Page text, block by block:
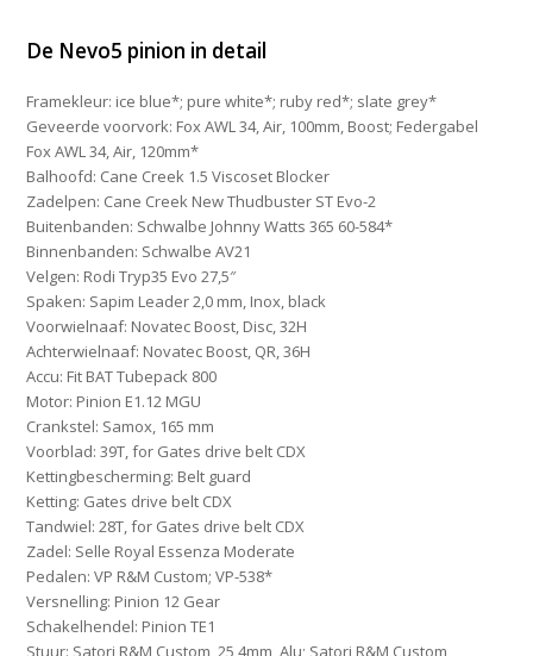
De Nevo5 pinion in detail
Framekleur: ice blue*; pure white*; ruby red*; slate grey*
Geveerde voorvork: Fox AWL 34, Air, 100mm, Boost; Federgabel
Fox AWL 34, Air, 120mm*
Balhoofd: Cane Creek 1.5 Viscoset Blocker
Zadelpen: Cane Creek New Thudbuster ST Evo-2
Buitenbanden: Schwalbe Johnny Watts 365 60-584*
Binnenbanden: Schwalbe AV21
Velgen: Rodi Tryp35 Evo 27,5″
Spaken: Sapim Leader 2,0 mm, Inox, black
Voorwielnaaf: Novatec Boost, Disc, 32H
Achterwielnaaf: Novatec Boost, QR, 36H
Accu: Fit BAT Tubepack 800
Motor: Pinion E1.12 MGU
Crankstel: Samox, 165 mm
Voorblad:39T, for Gates drive belt CDX
Kettingbescherming: Belt guard
Ketting: Gates drive belt CDX
Tandwiel:28T, for Gates drive belt CDX
Zadel: Selle Royal Essenza Moderate
Pedalen:VP R&M Custom; VP-538*
Versnelling: Pinion 12 Gear
Schakelhendel: Pinion TE1
Stuur: Satori R&M Custom, 25,4mm, Alu; Satori R&M Custom